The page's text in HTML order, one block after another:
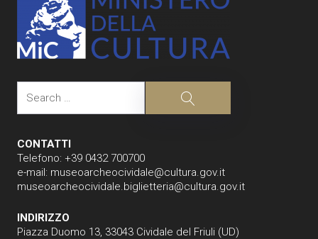
Search
CONTATTI
Telefono: +39 0432 700700
e-mail: museoarcheocividale@cultura.gov.it
museoarcheocividale.biglietteria@cultura.gov.it
INDIRIZZO
Piazza Duomo 13, 33043 Cividale del Friuli (UD)